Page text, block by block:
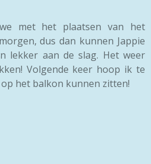
met het plaatsen van het
dus dan kunnen Jappie
lekker aan de slag. Het weer
Volgende keer hoop ik te
het balkon kunnen zitten!